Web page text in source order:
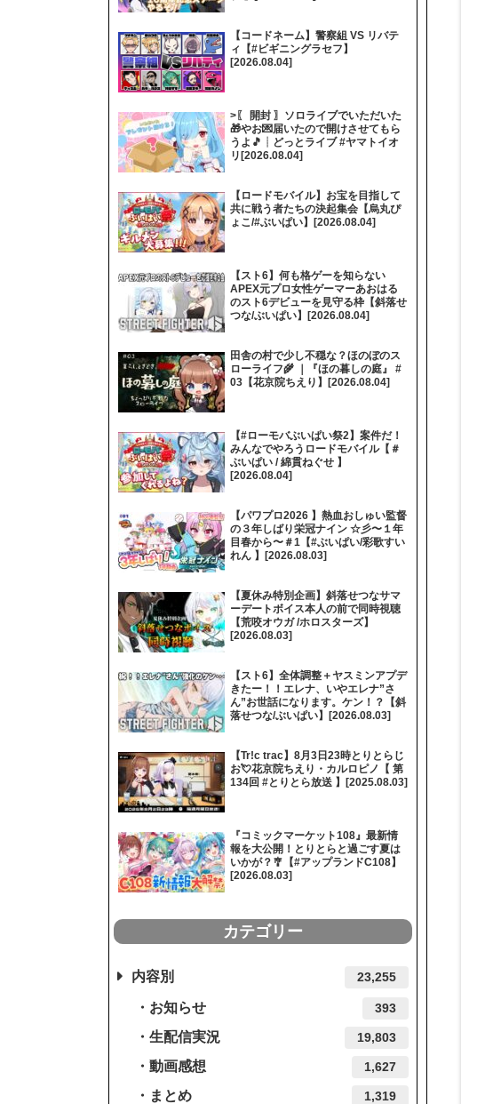
【コードネーム】警察組 VS リバテ
ィ【#ビギニングラセフ】
[2026.08.04]
>〖 開封 〗ソロライブでいただいた
🎁やお💌届いたので開けさせてもら
うよ🎵┊どっとライブ #ヤマトイオ
リ[2026.08.04]
【ロードモバイル】お宝を目指して
共に戦う者たちの決起集会【烏丸ぴ
ょこ/#ぶいぱい】[2026.08.04]
【スト6】何も格ゲーを知らない
APEX元プロ女性ゲーマーあおはる
のスト6デビューを見守る枠【斜落せ
つな/ぶいぱい】[2026.08.04]
田舎の村で少し不穏な？ほのぼのス
ローライフ🌾 ｜『ほの暮しの庭』 #
03【花京院ちえり】[2026.08.04]
【#ローモバぶいぱい祭2】案件だ！
みんなでやろうロードモバイル【＃
ぶいぱい / 綿貫ねぐせ 】
[2026.08.04]
【パワプロ2026 】熱血おしゅい監督
の３年しばり栄冠ナイン ☆彡〜１年
目春から〜＃1【#ぶいぱい/彩歌すい
れん 】[2026.08.03]
【夏休み特別企画】斜落せつなサマ
ーデートボイス本人の前で同時視聴
【荒咬オウガ /ホロスターズ】
[2026.08.03]
【スト6】全体調整＋ヤスミンアプデ
きたー！！エレナ、いやエレナ”さ
ん”お世話になります。ケン！？【斜
落せつな/ぶいぱい】[2026.08.03]
【Tr!c trac】8月3日23時とりとらじ
お💘花京院ちえり・カルロピノ【 第
134回 #とりとら放送 】[2025.08.03]
『コミックマーケット108』最新情
報を大公開！とりとらと過ごす夏は
いかが？🎐【#アップランドC108】
[2026.08.03]
カテゴリー
内容別 23,255
お知らせ 393
生配信実況 19,803
動画感想 1,627
まとめ 1,319